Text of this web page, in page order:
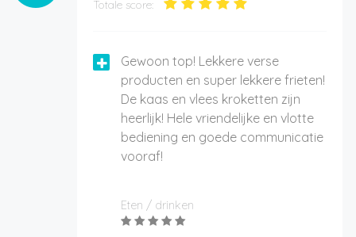
Totale score:
Gewoon top! Lekkere verse
producten en super lekkere frieten!
De kaas en vlees kroketten zijn
heerlijk! Hele vriendelijke en vlotte
bediening en goede communicatie
vooraf!
Eten / drinken